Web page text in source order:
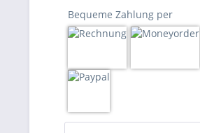
Bequeme Zahlung per